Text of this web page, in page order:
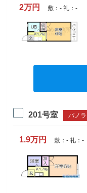
2万円 敷：- 礼：-
201号室 パノ
1.9万円 敷：- 礼：-